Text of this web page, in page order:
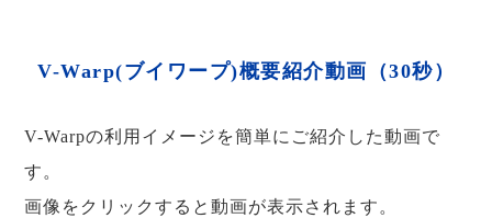
V-Warp(ブイワープ)概要紹介動画（30秒）
V-Warpの利用イメージを簡単にご紹介した動画で
す。
画像をクリックすると動画が表示されます。